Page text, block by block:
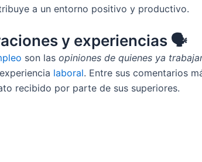
a un entorno positivo y productivo.
y experiencias 🗣️
son las opiniones de quienes ya
laboral. Entre sus comentarios
recibido por parte de sus superiores.